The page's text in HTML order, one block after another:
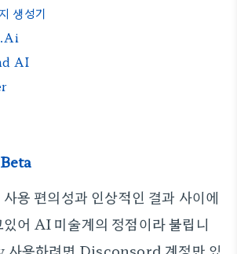
생성기
AI
편의성과 인상적인 결과 사이에
어 AI 미술계의 정점이라 불립니